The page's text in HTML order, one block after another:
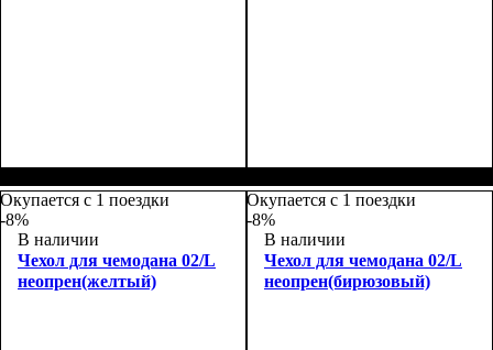
Окупается с 1 поездки
-8%
В наличии
Чехол для чемодана 02/L
неопрен(желтый)
Окупается с 1 поездки
-8%
В наличии
Чехол для чемодана 02/L
неопрен(бирюзовый)